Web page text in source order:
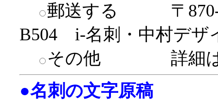
郵送する 〒
B504 i-名刺・中村デ
その他 詳細
●名刺の文字原稿